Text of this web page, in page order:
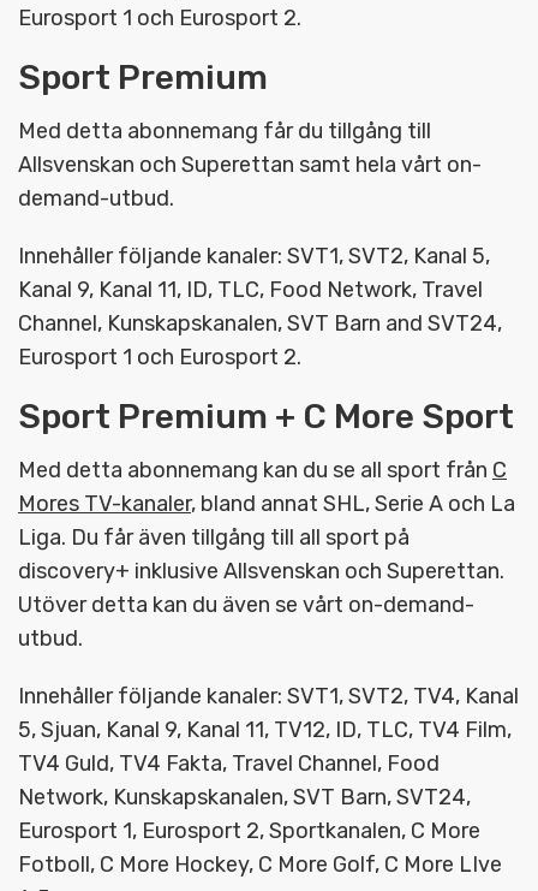
Eurosport 1 och Eurosport 2.
Sport Premium
Med detta abonnemang får du tillgång till
Allsvenskan och Superettan samt hela vårt on-
demand-utbud.
Innehåller följande kanaler: SVT1, SVT2, Kanal 5,
Kanal 9, Kanal 11, ID, TLC, Food Network, Travel
Channel, Kunskapskanalen, SVT Barn and SVT24,
Eurosport 1 och Eurosport 2.
Sport Premium + C More Sport
Med detta abonnemang kan du se all sport från C
Mores TV-kanaler, bland annat SHL, Serie A och La
Liga. Du får även tillgång till all sport på
discovery+ inklusive Allsvenskan och Superettan.
Utöver detta kan du även se vårt on-demand-
utbud.
Innehåller följande kanaler: SVT1, SVT2, TV4, Kanal
5, Sjuan, Kanal 9, Kanal 11, TV12, ID, TLC, TV4 Film,
TV4 Guld, TV4 Fakta, Travel Channel, Food
Network, Kunskapskanalen, SVT Barn, SVT24,
Eurosport 1, Eurosport 2, Sportkanalen, C More
Fotboll, C More Hockey, C More Golf, C More LIve